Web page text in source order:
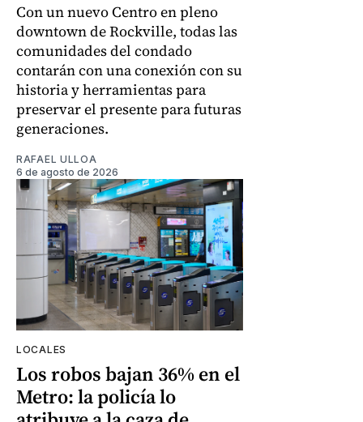
Con un nuevo Centro en pleno
downtown de Rockville, todas las
comunidades del condado
contarán con una conexión con su
historia y herramientas para
preservar el presente para futuras
generaciones.
RAFAEL ULLOA
6 de agosto de 2026
LOCALES
Los robos bajan 36% en el
Metro: la policía lo